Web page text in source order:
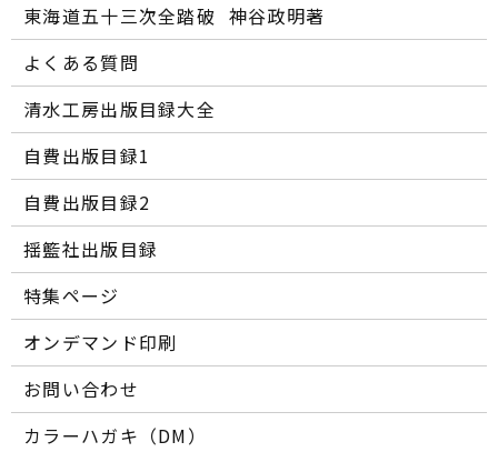
東海道五十三次全踏破 ―― 神谷政明著
よくある質問
清水工房出版目録大全
自費出版目録1
自費出版目録2
揺籃社出版目録
特集ページ
オンデマンド印刷
お問い合わせ
カラーハガキ（DM）